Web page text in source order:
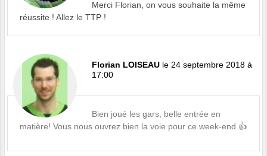
Merci Florian, on vous souhaite la même
réussite ! Allez le TTP !
Florian LOISEAU le 24 septembre 2018 à
17:00
Bien joué les gars, belle entrée en
matière! Vous nous ouvrez bien la voie pour ce week-end 👍